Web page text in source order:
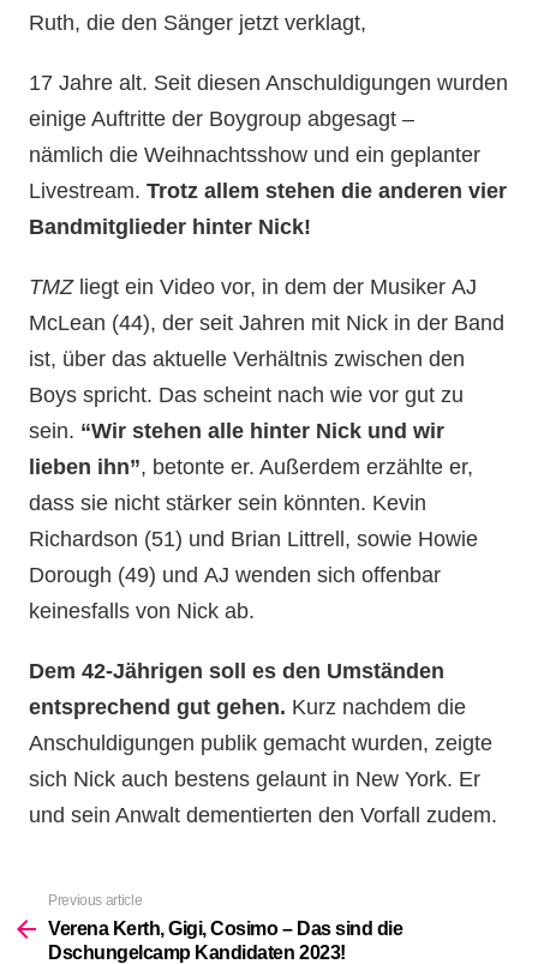
Ruth, die den Sänger jetzt verklagt,
17 Jahre alt. Seit diesen Anschuldigungen wurden
einige Auftritte der Boygroup abgesagt –
nämlich die Weihnachtsshow und ein geplanter
Livestream.Trotz allem stehen die anderen vier
Bandmitglieder hinter Nick!
TMZliegt ein Video vor, in dem der Musiker AJ
McLean (44), der seit Jahren mit Nick in der Band
ist, über das aktuelle Verhältnis zwischen den
Boys spricht. Das scheint nach wie vor gut zu
sein. “Wir stehen alle hinter Nick und wir
lieben ihn”, betonte er. Außerdem erzählte er,
dass sie nicht stärker sein könnten. Kevin
Richardson (51) und Brian Littrell, sowie Howie
Dorough (49) und AJ wenden sich offenbar
keinesfalls von Nick ab.
Dem 42-Jährigen soll es den Umständen
entsprechend gut gehen. Kurz nachdem die
Anschuldigungen publik gemacht wurden, zeigte
sich Nick auch bestens gelaunt in New York. Er
und sein Anwalt dementierten den Vorfall zudem.
more
Previous article
Verena Kerth, Gigi, Cosimo – Das sind die
Dschungelcamp Kandidaten 2023!